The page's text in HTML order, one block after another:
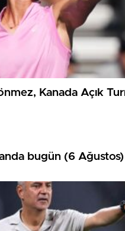
Kanada Açık
bugün (6 Ağustos)